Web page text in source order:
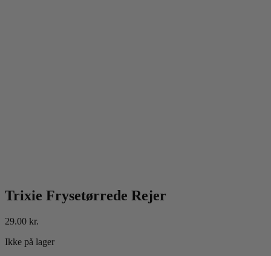
Trixie Frysetørrede Rejer
29.00 kr.
Ikke på lager